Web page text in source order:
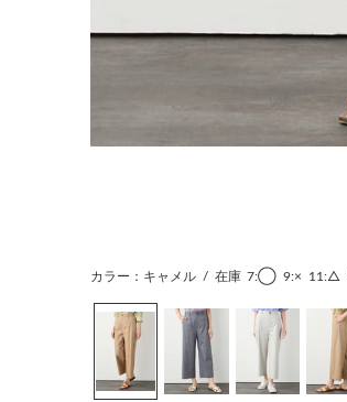
カラー：キャメル / 在庫 7:◯ 9:× 11:△